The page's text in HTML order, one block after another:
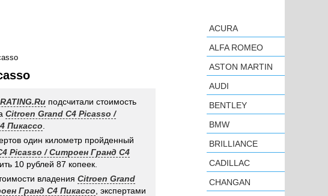
подсчитали стоимость
Citroen Grand C4 Picasso /
Пикассо
один километр пройденный
Picasso / Ситроен Гранд С4
10 рублей 87 копеек.
владения Citroen Grand
Гранд С4 Пикассо , экспертами
ACURA
ALFA ROMEO
ASTON MARTIN
AUDI
BENTLEY
BMW
BRILLIANCE
CADILLAC
CHANGAN